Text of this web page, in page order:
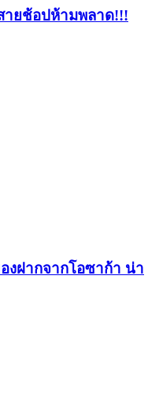
ายช้อปห้ามพลาด!!!
งฝากจากโอซาก้า น่า